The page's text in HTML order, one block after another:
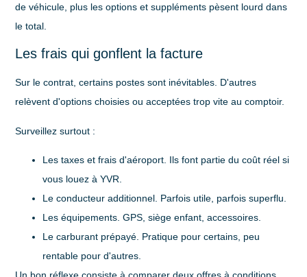
de véhicule, plus les options et suppléments pèsent lourd dans
le total.
Les frais qui gonflent la facture
Sur le contrat, certains postes sont inévitables. D'autres
relèvent d'options choisies ou acceptées trop vite au comptoir.
Surveillez surtout :
Les taxes et frais d'aéroport . Ils font partie du coût réel si
vous louez à YVR.
Le conducteur additionnel . Parfois utile, parfois superflu.
Les équipements . GPS, siège enfant, accessoires.
Le carburant prépayé . Pratique pour certains, peu
rentable pour d'autres.